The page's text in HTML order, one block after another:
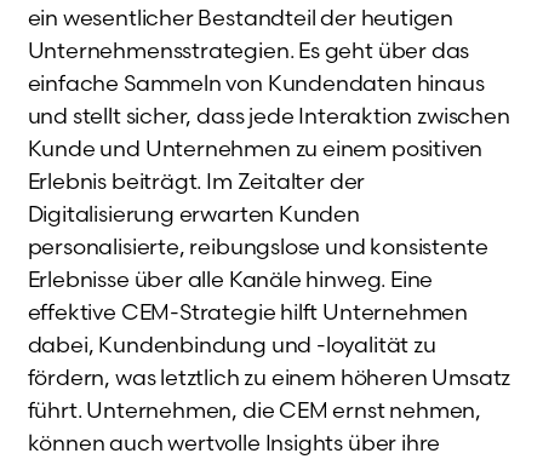
ein wesentlicher Bestandteil der heutigen
Unternehmensstrategien. Es geht über das
einfache Sammeln von Kundendaten hinaus
und stellt sicher, dass jede Interaktion zwischen
Kunde und Unternehmen zu einem positiven
Erlebnis beiträgt. Im Zeitalter der
Digitalisierung erwarten Kunden
personalisierte, reibungslose und konsistente
Erlebnisse über alle Kanäle hinweg. Eine
effektive CEM-Strategie hilft Unternehmen
dabei, Kundenbindung und -loyalität zu
fördern, was letztlich zu einem höheren Umsatz
führt. Unternehmen, die CEM ernst nehmen,
können auch wertvolle Insights über ihre